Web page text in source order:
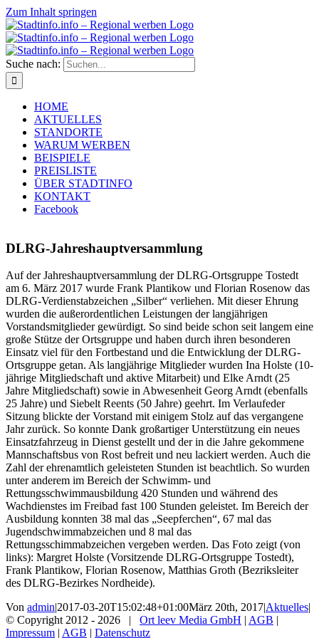
Zum Inhalt springen
Suche nach:
HOME
AKTUELLES
STANDORTE
WARUM WERBEN
BEISPIELE
PREISLISTE
ÜBER STADTINFO
KONTAKT
Facebook
DLRG-Jahreshauptversammlung
Auf der Jahreshauptversammlung der DLRG-Ortsgruppe Tostedt
am 6. März 2017 wurde Frank Plantikow und Florian Rosenow das
DLRG-Verdienstabzeichen „Silber“ verliehen. Mit dieser Ehrung
wurden die außerordentlichen Leistungen der langjährigen
Vorstandsmitglieder gewürdigt. So sind beide schon seit langem eine
große Stütze der Ortsgruppe und haben durch ihren besonderen
Einsatz viel für den Fortbestand und die Entwicklung der DLRG-
Ortsgruppe getan. Als langjährige Mitglieder wurden Ina Holste (10-
jährige Mitgliedschaft und aktive Mitarbeit) und Elke Arndt (25
Jahre Mitgliedschaft) sowie in Abwesenheit Georg Arndt (ebenfalls
25 Jahre) und Siebelt Reents (50 Jahre) geehrt. Im Verlaufeder
Sitzung blickte der Vorstand mit einigem Stolz auf das vergangene
Jahr zurück. So konnte Dank großartiger Unterstützung ein neues
Einsatzfahrzeug in Dienst gestellt und der in die Jahre gekommene
Mannschaftsbus von Rost befreit und neu lackiert werden. Auch die
Zahl der ehrenamtlich geleisteten Stunden ist beachtlich. So wurden
unter anderem im Bereich der Schwimm- und
Rettungsschwimmausbildung 420 Stunden und während des
Wachdienstes im Freibad fast 100 Stunden geleistet. Im Bereich der
Ausbildung konnten 38 mal das „Seepferchen“, 67 mal das
Jugendschwimmabzeichen und 8 mal das
Rettungsschimmabzeichen vergeben werden. Das Foto zeigt (von
links): Margret Holste (Vorsitzende DLRG-Ortsgruppe Tostedt),
Frank Plantikow, Florian Rosenow, Matthias Groth (Bezriksleiter
des DLRG-Bezirkes Nordheide).
Von admin|2017-03-20T15:02:48+01:00März 20th, 2017|Aktuelles|
© Copyright 2012 - 2026 | Ort leev Media GmbH | AGB |
Impressum | AGB | Datenschutz